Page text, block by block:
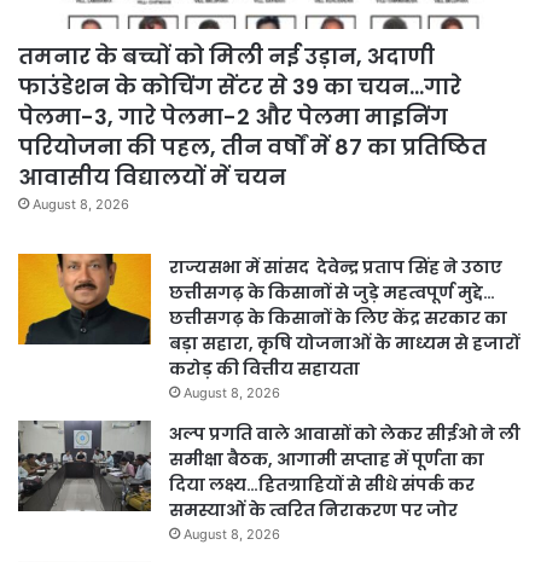
तमनार के बच्चों को मिली नई उड़ान, अदाणी
फाउंडेशन के कोचिंग सेंटर से 39 का चयन…गारे
पेलमा-3, गारे पेलमा-2 और पेलमा माइनिंग
परियोजना की पहल, तीन वर्षों में 87 का प्रतिष्ठित
आवासीय विद्यालयों में चयन
August 8, 2026
राज्यसभा में सांसद देवेन्द्र प्रताप सिंह ने उठाए
छत्तीसगढ़ के किसानों से जुड़े महत्वपूर्ण मुद्दे…
छत्तीसगढ़ के किसानों के लिए केंद्र सरकार का
बड़ा सहारा, कृषि योजनाओं के माध्यम से हजारों
करोड़ की वित्तीय सहायता
August 8, 2026
अल्प प्रगति वाले आवासों को लेकर सीईओ ने ली
समीक्षा बैठक, आगामी सप्ताह में पूर्णता का
दिया लक्ष्य…हितग्राहियों से सीधे संपर्क कर
समस्याओं के त्वरित निराकरण पर जोर
August 8, 2026